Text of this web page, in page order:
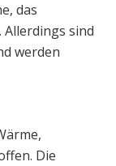
das
Allerdings sind
werden
Die